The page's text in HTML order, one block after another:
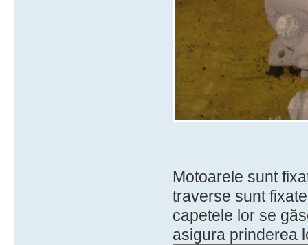
Motoarele sunt
traverse sunt
capetele lor se
asigura prinderea